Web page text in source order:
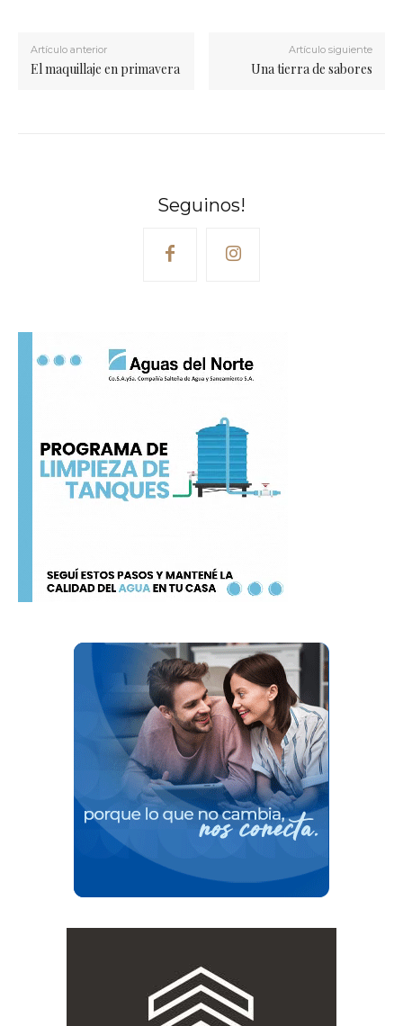
Artículo anterior
El maquillaje en primavera
Artículo siguiente
Una tierra de sabores
Seguinos!